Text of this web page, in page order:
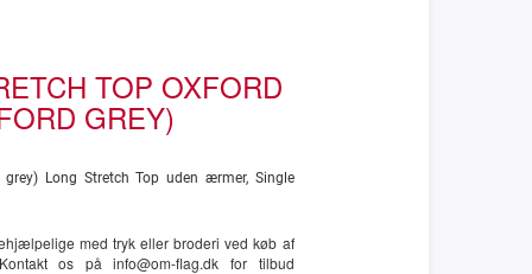
TOP OXFORD
GREY)
Long Stretch Top uden ærmer, Single
med tryk eller broderi ved køb af
os på info@om-flag.dk for tilbud